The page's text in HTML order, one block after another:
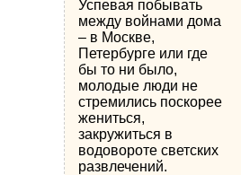
Успевая побывать
между войнами дома
– в Москве,
Петербурге или где
бы то ни было,
молодые люди не
стремились поскорее
жениться,
закружиться в
водовороте светских
развлечений.